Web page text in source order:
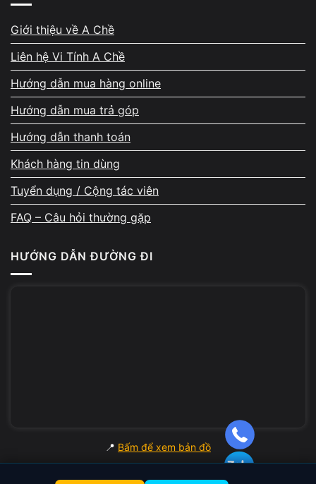
Phản hồi 5★ từ khách hàng –
bằng chứng từ trải nghiệm
thực tế
Mỗi ngày, A Chề tiếp nhận 10–20 máy sửa
chữa. Các đánh giá 5 sao trên Google Maps
rất đều, nhiều khách khen về kỹ thuật chuyên
sâu, cách giải thích rõ ràng, thái độ hỗ trợ
tận tâm và quy trình minh bạch. Không ít
khách từng sửa tại A Chề sau đó đã quay lại
rõ ràng nhất về chất lượng dịch vụ.Xem thêm:
Đại diện: Nguyễn Hoàng Nhã
Giới thiệu về A Chề
Liên hệ Vi Tính A Chề
Hướng dẫn mua hàng online
Hướng dẫn mua trả góp
Hướng dẫn thanh toán
Khách hàng tin dùng
Tuyển dụng / Cộng tác viên
FAQ – Câu hỏi thường gặp
HƯỚNG DẪN ĐƯỜNG ĐI
📍 Bấm để xem bản đồ